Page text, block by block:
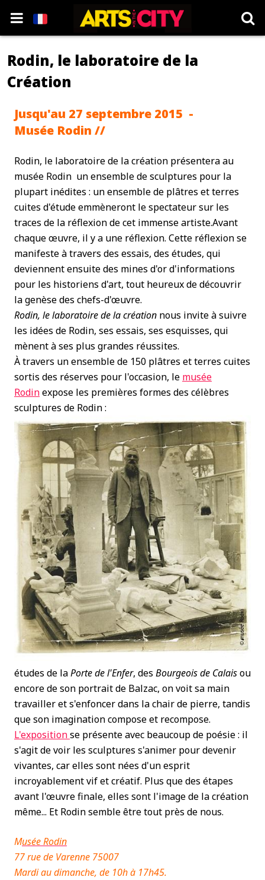
Rodin, le laboratoire de la
Création
Jusqu'au 27 septembre 2015 -
Musée Rodin //
Rodin, le laboratoire de la création présentera au
musée Rodin un ensemble de sculptures pour la
plupart inédites : un ensemble de plâtres et terres
cuites d'étude emmèneront le spectateur sur les
traces de la réflexion de cet immense artiste.Avant
chaque œuvre, il y a une réflexion. Cette réflexion se
manifeste à travers des essais, des études, qui
deviennent ensuite des mines d'or d'informations
pour les historiens d'art, tout heureux de découvrir
la genèse des chefs-d'œuvre.
Rodin, le laboratoire de la création nous invite à suivre
les idées de Rodin, ses essais, ses esquisses, qui
mènent à ses plus grandes réussites.
À travers un ensemble de 150 plâtres et terres cuites
sortis des réserves pour l'occasion, le musée
Rodinexpose les premières formes des célèbres
sculptures de Rodin :
études de laPorte de l'Enfer, des Bourgeois de Calaisou
encore de son portrait de Balzac, on voit sa main
travailler et s'enfoncer dans la chair de pierre, tandis
que son imagination compose et recompose.
L'expositionse présente avec beaucoup de poésie : il
s'agit de voir les sculptures s'animer pour devenir
vivantes, car elles sont nées d'un esprit
incroyablement vif et créatif. Plus que des étapes
avant l'œuvre finale, elles sont l'image de la création
même... Et Rodin semble être tout près de nous.
Musée Rodin
77 rue de Varenne 75007
Mardi au dimanche, de 10h à 17h45.